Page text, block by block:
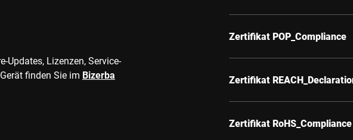
Updates, Lizenzen, Service-
finden Sie im Bizerba
Zertifikat POP_Compliance
Zertifikat
Zertifikat RoHS_Compliance